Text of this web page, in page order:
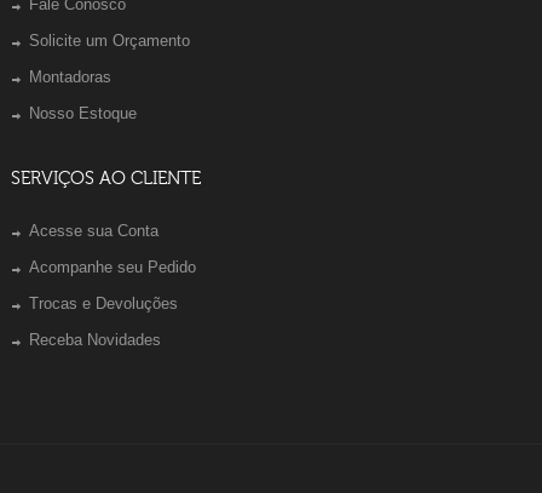
Fale Conosco
Solicite um Orçamento
Montadoras
Nosso Estoque
SERVIÇOS AO CLIENTE
Acesse sua Conta
Acompanhe seu Pedido
Trocas e Devoluções
Receba Novidades